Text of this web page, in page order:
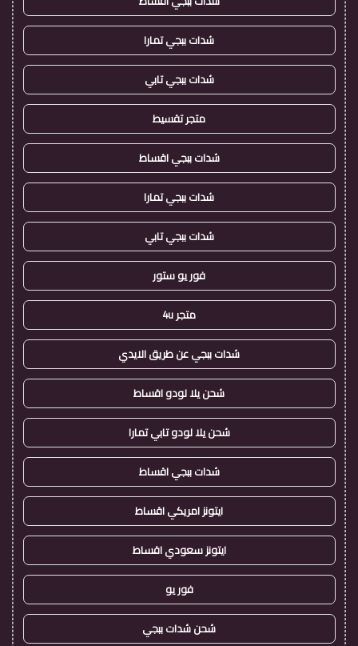
شدات ببجي تمارا
شدات ببجي تابي
متجر تقسيط
شدات ببجي اقساط
شدات ببجي تمارا
شدات ببجي تابي
فور يو ستور
متجر 4u
شدات ببجي عن طريق الايدي
شحن يلا لودو اقساط
شحن يلا لودو تابي تمارا
شدات ببجي اقساط
ايتونز امريكي اقساط
ايتونز سعودي اقساط
فور يو
شحن شدات ببجي